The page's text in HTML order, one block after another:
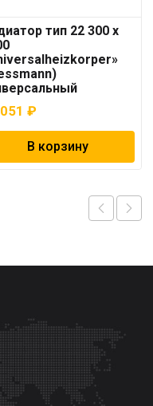
тип 22 300 x
₽
В корзину